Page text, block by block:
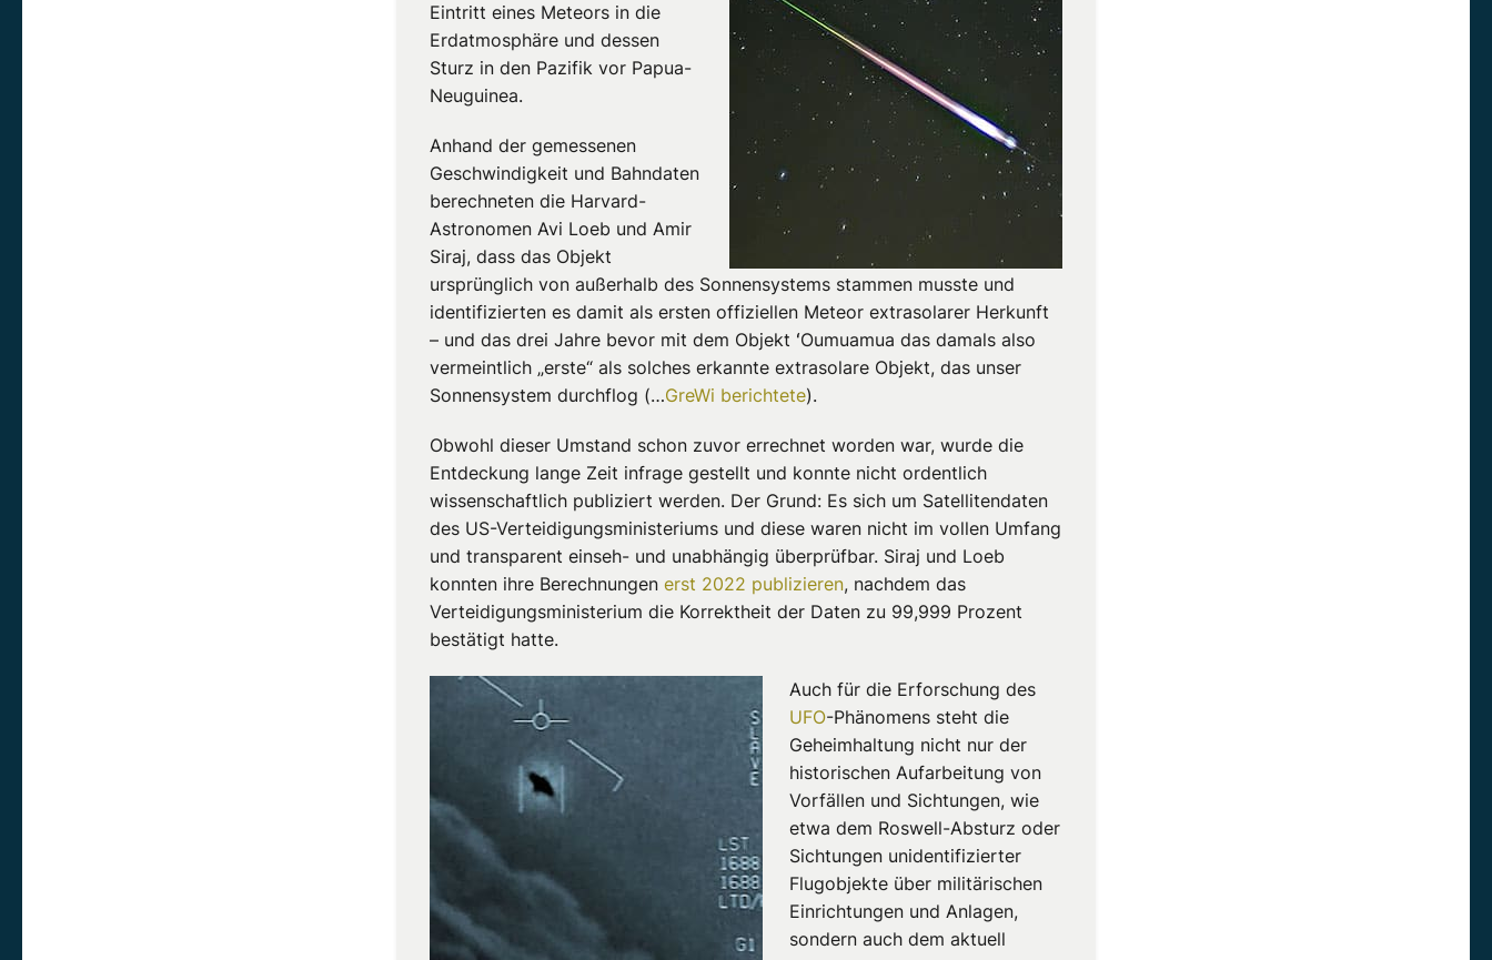
Eintritt eines Meteors in die
Erdatmosphäre und dessen
Sturz in den Pazifik vor Papua-
Neuguinea.
Anhand der gemessenen
Geschwindigkeit und Bahndaten
berechneten die Harvard-
Astronomen Avi Loeb und Amir
Siraj, dass das Objekt
ursprünglich von außerhalb des Sonnensystems stammen musste und
identifizierten es damit als ersten offiziellen Meteor extrasolarer Herkunft
– und das drei Jahre bevor mit dem Objekt ʻOumuamua das damals also
vermeintlich „erste“ als solches erkannte extrasolare Objekt, das unser
Sonnensystem durchflog (…GreWi berichtete).
Obwohl dieser Umstand schon zuvor errechnet worden war, wurde die
Entdeckung lange Zeit infrage gestellt und konnte nicht ordentlich
wissenschaftlich publiziert werden. Der Grund: Es sich um Satellitendaten
des US-Verteidigungsministeriums und diese waren nicht im vollen Umfang
und transparent einseh- und unabhängig überprüfbar. Siraj und Loeb
konnten ihre Berechnungen erst 2022 publizieren, nachdem das
Verteidigungsministerium die Korrektheit der Daten zu 99,999 Prozent
bestätigt hatte.
Auch für die Erforschung des
UFO-Phänomens steht die
Geheimhaltung nicht nur der
historischen Aufarbeitung von
Vorfällen und Sichtungen, wie
etwa dem Roswell-Absturz oder
Sichtungen unidentifizierter
Flugobjekte über militärischen
Einrichtungen und Anlagen,
sondern auch dem aktuell